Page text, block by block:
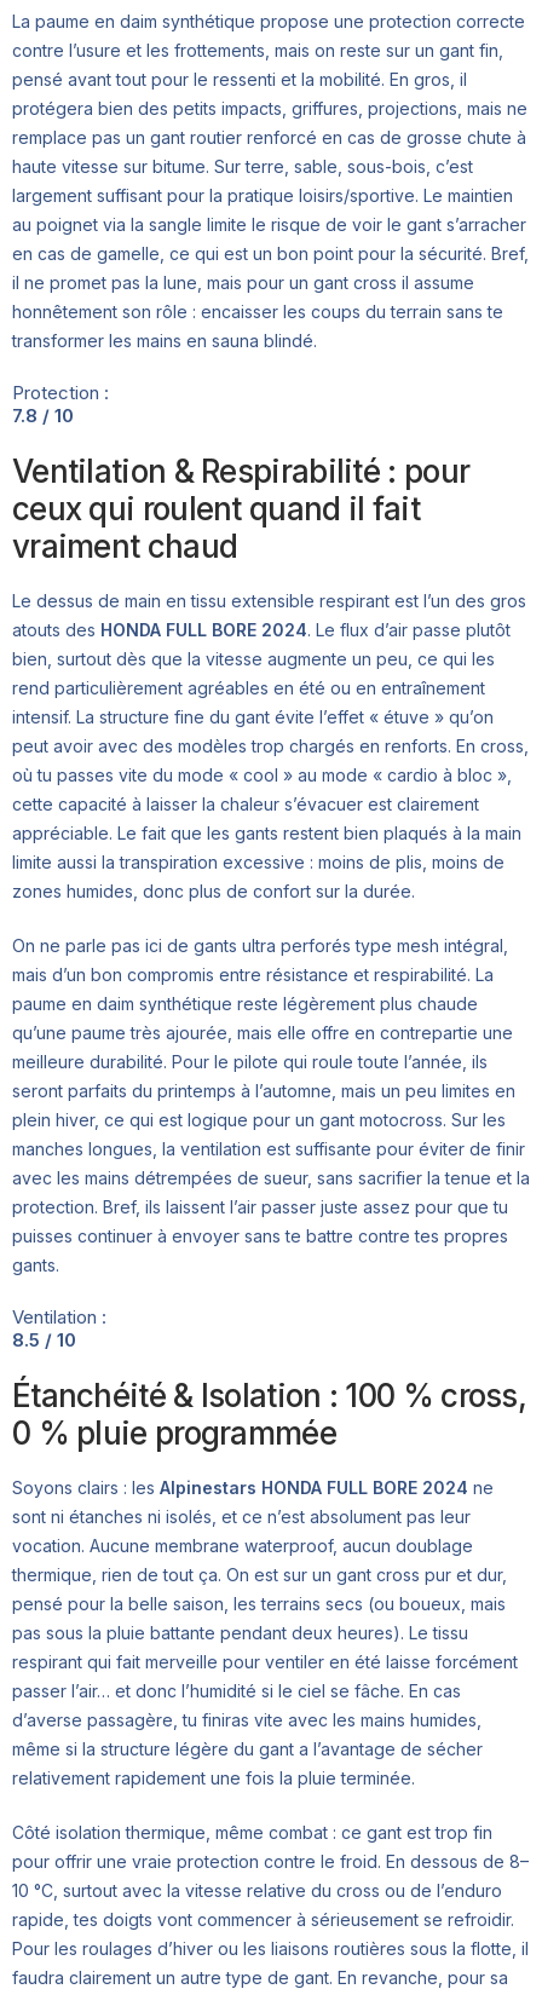
La paume en daim synthétique propose une protection correcte
contre l’usure et les frottements, mais on reste sur un gant fin,
pensé avant tout pour le ressenti et la mobilité. En gros, il
protégera bien des petits impacts, griffures, projections, mais ne
remplace pas un gant routier renforcé en cas de grosse chute à
haute vitesse sur bitume. Sur terre, sable, sous-bois, c’est
largement suffisant pour la pratique loisirs/sportive. Le maintien
au poignet via la sangle limite le risque de voir le gant s’arracher
en cas de gamelle, ce qui est un bon point pour la sécurité. Bref,
il ne promet pas la lune, mais pour un gant cross il assume
honnêtement son rôle : encaisser les coups du terrain sans te
transformer les mains en sauna blindé.
Protection :
7.8 / 10
Ventilation & Respirabilité : pour
ceux qui roulent quand il fait
vraiment chaud
Le dessus de main en tissu extensible respirant est l’un des gros
atouts des HONDA FULL BORE 2024. Le flux d’air passe plutôt
bien, surtout dès que la vitesse augmente un peu, ce qui les
rend particulièrement agréables en été ou en entraînement
intensif. La structure fine du gant évite l’effet « étuve » qu’on
peut avoir avec des modèles trop chargés en renforts. En cross,
où tu passes vite du mode « cool » au mode « cardio à bloc »,
cette capacité à laisser la chaleur s’évacuer est clairement
appréciable. Le fait que les gants restent bien plaqués à la main
limite aussi la transpiration excessive : moins de plis, moins de
zones humides, donc plus de confort sur la durée.
On ne parle pas ici de gants ultra perforés type mesh intégral,
mais d’un bon compromis entre résistance et respirabilité. La
paume en daim synthétique reste légèrement plus chaude
qu’une paume très ajourée, mais elle offre en contrepartie une
meilleure durabilité. Pour le pilote qui roule toute l’année, ils
seront parfaits du printemps à l’automne, mais un peu limites en
plein hiver, ce qui est logique pour un gant motocross. Sur les
manches longues, la ventilation est suffisante pour éviter de finir
avec les mains détrempées de sueur, sans sacrifier la tenue et la
protection. Bref, ils laissent l’air passer juste assez pour que tu
puisses continuer à envoyer sans te battre contre tes propres
gants.
Ventilation :
8.5 / 10
Étanchéité & Isolation : 100 % cross,
0 % pluie programmée
Soyons clairs : les Alpinestars HONDA FULL BORE 2024 ne
sont ni étanches ni isolés, et ce n’est absolument pas leur
vocation. Aucune membrane waterproof, aucun doublage
thermique, rien de tout ça. On est sur un gant cross pur et dur,
pensé pour la belle saison, les terrains secs (ou boueux, mais
pas sous la pluie battante pendant deux heures). Le tissu
respirant qui fait merveille pour ventiler en été laisse forcément
passer l’air… et donc l’humidité si le ciel se fâche. En cas
d’averse passagère, tu finiras vite avec les mains humides,
même si la structure légère du gant a l’avantage de sécher
relativement rapidement une fois la pluie terminée.
Côté isolation thermique, même combat : ce gant est trop fin
pour offrir une vraie protection contre le froid. En dessous de 8–
10 °C, surtout avec la vitesse relative du cross ou de l’enduro
rapide, tes doigts vont commencer à sérieusement se refroidir.
Pour les roulages d’hiver ou les liaisons routières sous la flotte, il
faudra clairement un autre type de gant. En revanche, pour sa